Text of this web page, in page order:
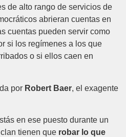
de alto rango de servicios de
abrieran cuentas en
cuentas pueden servir como
si los regímenes a los que
o si ellos caen en
por Robert Baer, el exagente
en ese puesto durante un
clan tienen que robar lo que